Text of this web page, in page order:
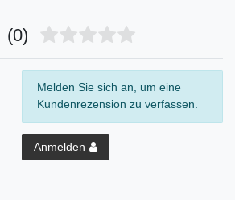
(0)
Melden Sie sich an, um eine
Kundenrezension zu verfassen.
Anmelden